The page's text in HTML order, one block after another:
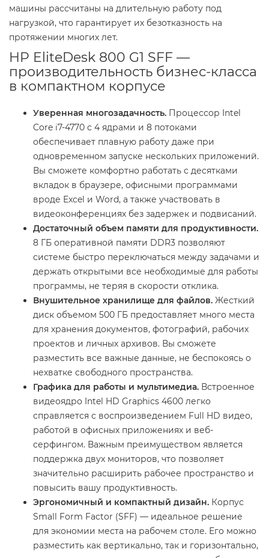
машины рассчитаны на длительную работу под
нагрузкой, что гарантирует их безотказность на
протяжении многих лет.
HP EliteDesk 800 G1 SFF —
производительность бизнес-класса
в компактном корпусе
Уверенная многозадачность. Процессор Intel
Core i7-4770 с 4 ядрами и 8 потоками
обеспечивает плавную работу даже при
одновременном запуске нескольких приложений.
Вы сможете комфортно работать с десятками
вкладок в браузере, офисными программами
вроде Excel и Word, а также участвовать в
видеоконференциях без задержек и подвисаний.
Достаточный объем памяти для продуктивности.
8 ГБ оперативной памяти DDR3 позволяют
системе быстро переключаться между задачами и
держать открытыми все необходимые для работы
программы, не теряя в скорости отклика.
Внушительное хранилище для файлов. Жесткий
диск объемом 500 ГБ предоставляет много места
для хранения документов, фотографий, рабочих
проектов и личных архивов. Вы сможете
разместить все важные данные, не беспокоясь о
нехватке свободного пространства.
Графика для работы и мультимедиа. Встроенное
видеоядро Intel HD Graphics 4600 легко
справляется с воспроизведением Full HD видео,
работой в офисных приложениях и веб-
серфингом. Важным преимуществом является
поддержка двух мониторов, что позволяет
значительно расширить рабочее пространство и
повысить вашу продуктивность.
Эргономичный и компактный дизайн. Корпус
Small Form Factor (SFF) — идеальное решение
для экономии места на рабочем столе. Его можно
разместить как вертикально, так и горизонтально,